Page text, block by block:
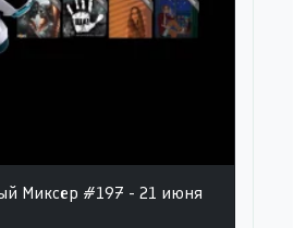
Миксер #197 - 21 июня